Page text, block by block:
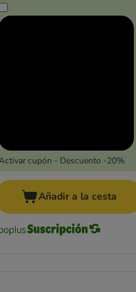
cupón - Descuento -20%
Añadir a la cesta